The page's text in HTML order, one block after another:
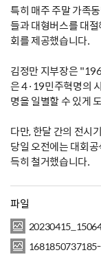
특히 매주 주말 가족
들과 대형버스를 대
회를 제공했습니다.
김정만 지부장은
은 4·19민주혁명의
명을 일별할 수 있게
다만, 한달 간의 전시
당일 오전에는 대회
득히 철거했습니다.
파일